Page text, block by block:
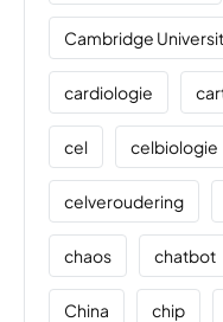
Cambridge
cardiologie
cel celbiologie
celveroudering
chaos chatbot
China chip